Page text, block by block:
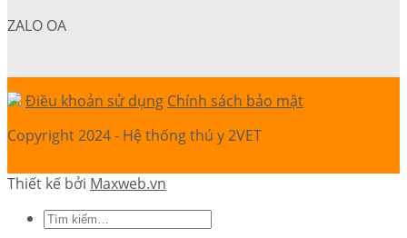
ZALO OA
Điều khoản sử dụng Chính sách bảo mật
Copyright 2024 - Hệ thống thú y 2VET
Thiết kế bởi Maxweb.vn